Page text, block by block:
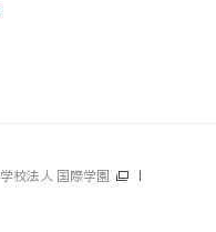
学校法人 国際学園
|